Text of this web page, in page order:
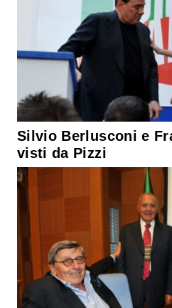
Silvio Berlusconi e
visti da Pizzi